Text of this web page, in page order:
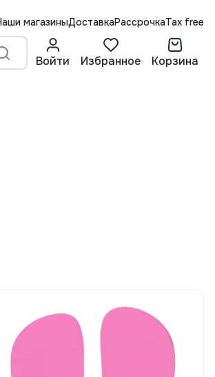
магазиныДоставкаРассрочкаTax free
Войти Избранное Корзина